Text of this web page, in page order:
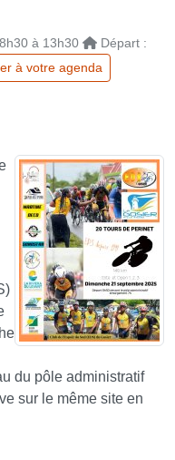
à 13h30
Départ :
à votre agenda
du pôle administratif
sur le même site en